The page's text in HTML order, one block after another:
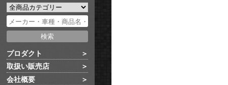
プロダクト
取扱い販売店
会社概要